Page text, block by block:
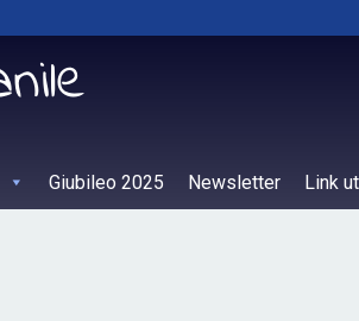
Giubileo 2025 Newsletter Link